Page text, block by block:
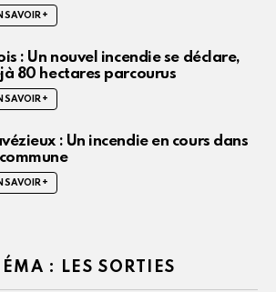
SAVOIR +
: Un nouvel incendie se déclare,
80 hectares parcourus
SAVOIR +
: Un incendie en cours dans
commune
SAVOIR +
: LES SORTIES